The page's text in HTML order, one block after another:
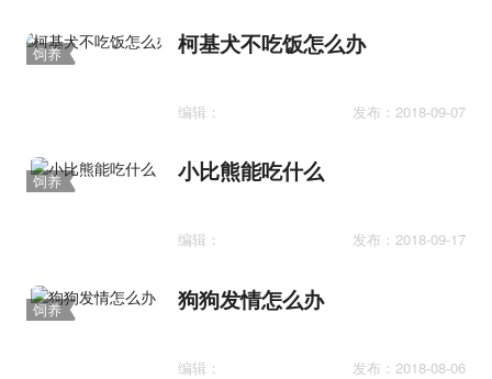
饲养
柯基犬不吃饭怎么办
编辑： 发布：2018-09-07
饲养
小比熊能吃什么
编辑： 发布：2018-09-17
饲养
狗狗发情怎么办
编辑： 发布：2018-08-06